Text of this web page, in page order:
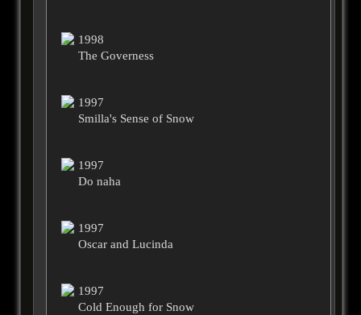
1998
The Governess
1997
Smilla's Sense of Snow
1997
Do naha
1997
Oscar and Lucinda
1997
Cold Enough for Snow